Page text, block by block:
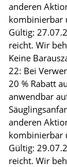
anderen
kombinierbar
Gültig:
reicht. Wir
Keine
22: Bei
20 % Rabatt
anwendbar
anderen
kombinierbar
Gültig:
reicht. Wir